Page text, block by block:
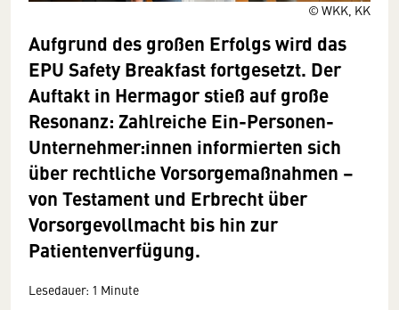
© WKK, KK
Aufgrund des großen Erfolgs wird das
EPU Safety Breakfast fortgesetzt. Der
Auftakt in Hermagor stieß auf große
Resonanz: Zahlreiche Ein-Personen-
Unternehmer:innen informierten sich
über rechtliche Vorsorgemaßnahmen –
von Testament und Erbrecht über
Vorsorgevollmacht bis hin zur
Patientenverfügung.
Lesedauer: 1 Minute